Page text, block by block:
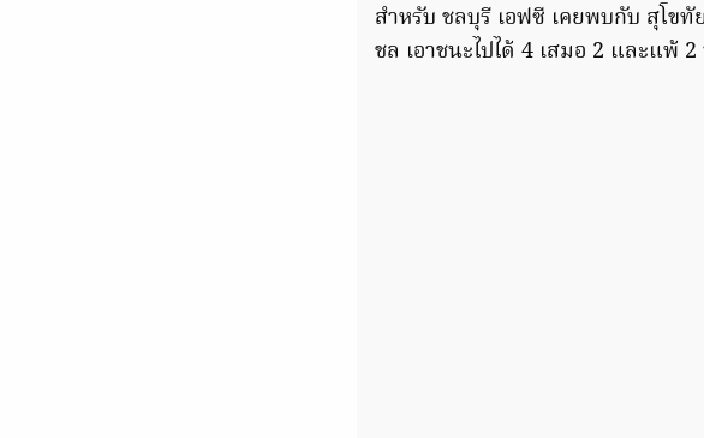
สำหรับ ชลบุรี เอฟซี เคยพบกับ สุโข
ชล เอาชนะไปได้ 4 เสมอ 2 และแพ้